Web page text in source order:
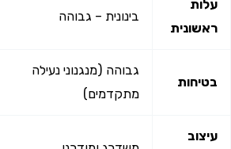
בינונית – גבוהה
גבוהה (מנגנוני נעילה
מתקדמים)